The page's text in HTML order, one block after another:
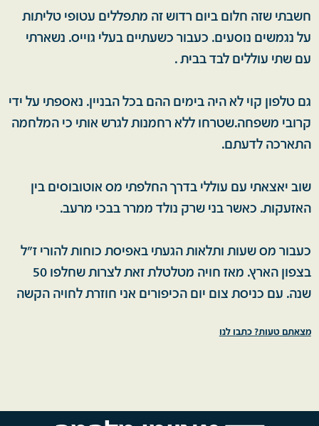
חשבתי שזה חלום ביום רדוש זה מתפללים עטופי טליתות
על נגמשים נוסעים. כעבור כשעתיים בעלי גוייס. נשארתי
עם שתי עוללים לבד בבית .
גם טלפון קוי לא היה בימים ההם בכל הבניין. נאספתי על ידי
קרובי משפחה.שטרחו ללא רחמנות לגרש אותי כי המלחמה
התארכה לדעתם.
שוב יאצאתי עם עוללי בדרך החלפתי מס אוטובוסים בין
האזעקות. כאשר בני שרק נולד ממרר בבכי מרעב.
כעבור מס שעות ותלאות הגעתי באפיסת כוחות להורי ז"ל
בצפון הארץ. מאז חויה מטלטלת זאת לצרות שחלפו 50
שנה. עם כניסת צום יום הכיפורים אני חוזרת לחויה הקשה
מצאתם טעות? כתבו לנו